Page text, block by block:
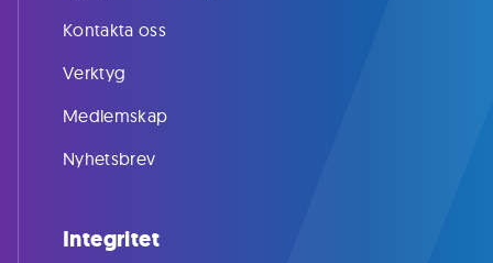
Kontakta oss
Verktyg
Medlemskap
Nyhetsbrev
Integritet